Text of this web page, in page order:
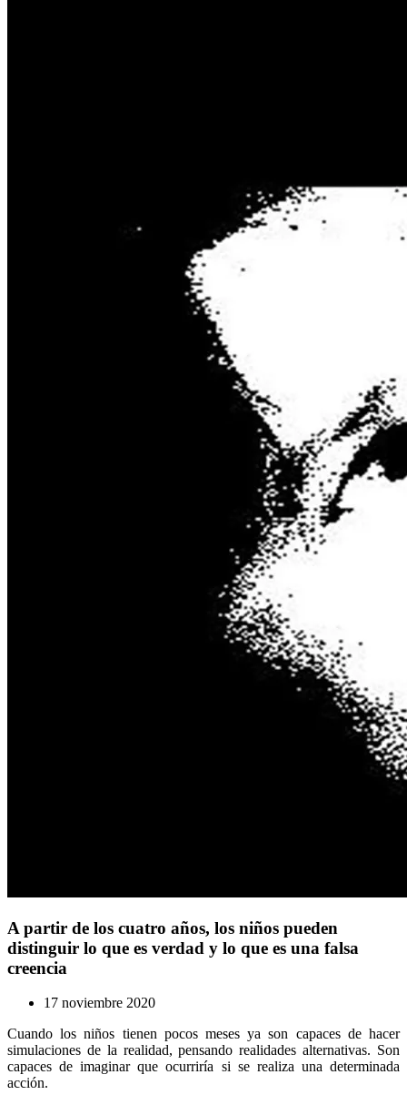
A partir de los cuatro años, los niños pueden
distinguir lo que es verdad y lo que es una falsa
creencia
17 noviembre 2020
Cuando los niños tienen pocos meses ya son capaces de hacer
simulaciones de la realidad, pensando realidades alternativas. Son
capaces de imaginar que ocurriría si se realiza una determinada
acción.